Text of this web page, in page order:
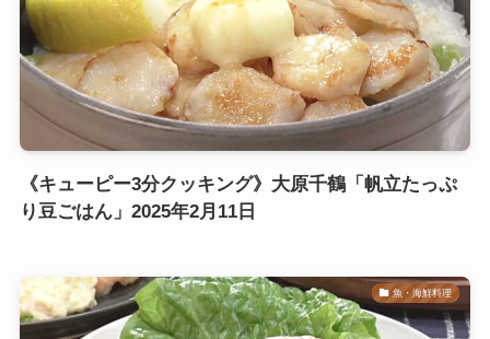
《キューピー3分クッキング》大原千鶴「帆立たっぷ
り豆ごはん」2025年2月11日
魚・海鮮料理